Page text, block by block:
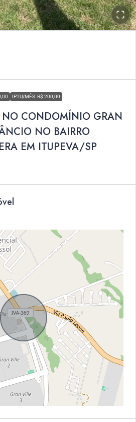
IPTU/MÊS: R$ 200,00
CONDOMÍNIO GRAN
NO BAIRRO
EM ITUPEVA/SP